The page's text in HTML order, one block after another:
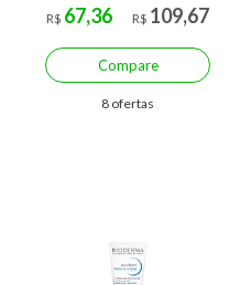
R$ 67,36
R$ 109,67
Compare
8 ofertas